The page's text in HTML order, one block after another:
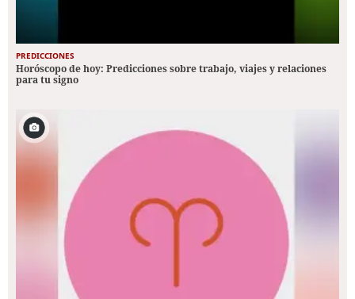
PREDICCIONES
Horóscopo de hoy: Predicciones sobre trabajo, viajes y relaciones
para tu signo